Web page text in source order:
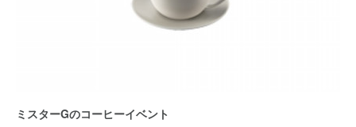
ミスターGのコーヒーイベント